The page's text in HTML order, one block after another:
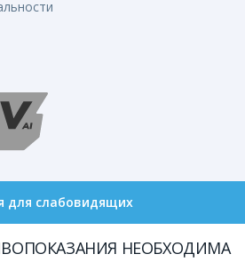
для слабовидящих
НЕОБХОДИМА